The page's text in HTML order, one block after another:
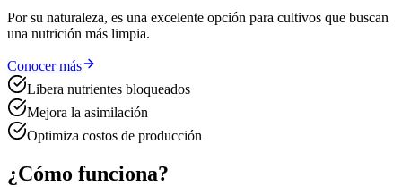
Por su naturaleza, es una excelente opción para cultivos que buscan
una nutrición más limpia.
Conocer más
Libera nutrientes bloqueados
Mejora la asimilación
Optimiza costos de producción
¿Cómo funciona?